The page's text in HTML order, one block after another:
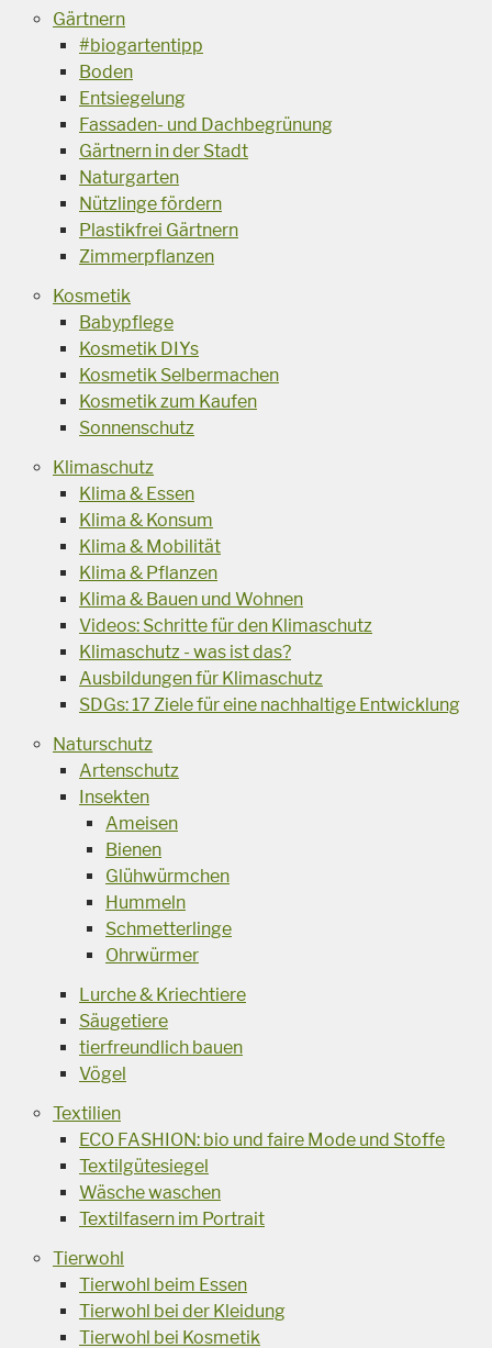
Gärtnern
#biogartentipp
Boden
Entsiegelung
Fassaden- und Dachbegrünung
Gärtnern in der Stadt
Naturgarten
Nützlinge fördern
Plastikfrei Gärtnern
Zimmerpflanzen
Kosmetik
Babypflege
Kosmetik DIYs
Kosmetik Selbermachen
Kosmetik zum Kaufen
Sonnenschutz
Klimaschutz
Klima & Essen
Klima & Konsum
Klima & Mobilität
Klima & Pflanzen
Klima & Bauen und Wohnen
Videos: Schritte für den Klimaschutz
Klimaschutz - was ist das?
Ausbildungen für Klimaschutz
SDGs: 17 Ziele für eine nachhaltige Entwicklung
Naturschutz
Artenschutz
Insekten
Ameisen
Bienen
Glühwürmchen
Hummeln
Schmetterlinge
Ohrwürmer
Lurche & Kriechtiere
Säugetiere
tierfreundlich bauen
Vögel
Textilien
ECO FASHION: bio und faire Mode und Stoffe
Textilgütesiegel
Wäsche waschen
Textilfasern im Portrait
Tierwohl
Tierwohl beim Essen
Tierwohl bei der Kleidung
Tierwohl bei Kosmetik